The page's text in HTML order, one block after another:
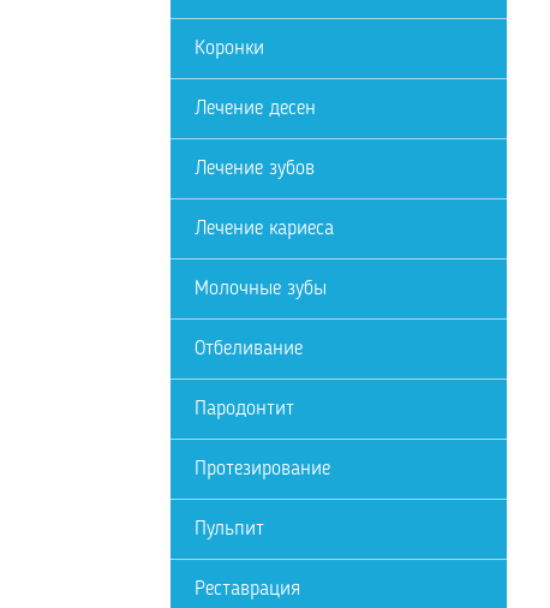
Коронки
Лечение десен
Лечение зубов
Лечение кариеса
Молочные зубы
Отбеливание
Пародонтит
Протезирование
Пульпит
Реставрация